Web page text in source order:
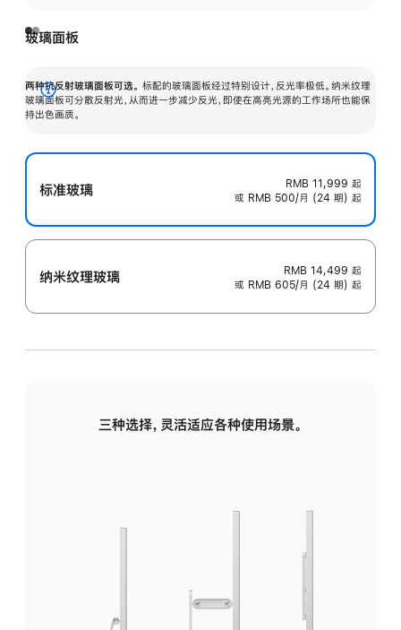
玻璃面板
两种抗反射玻璃面板可选。 标配的玻璃面板经过特别设计，反光率极低。纳米纹理
玻璃面板可分散反射光，从而进一步减少反光，即使在高亮光源的工作场所也能保
持出色画质。
展
开
标准玻璃 RMB 11,999 起
或 RMB 500/月 (24 期) 起
纳米纹理玻璃 RMB 14,499 起
或 RMB 605/月 (24 期) 起
三种选择，灵活适应各种使用场景。